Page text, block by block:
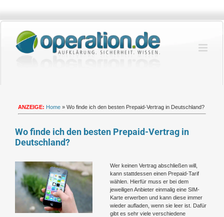
springen
ANZEIGE: Home » Wo finde ich den besten Prepaid-Vertrag in Deutschland?
Wo finde ich den besten Prepaid-Vertrag in
Deutschland?
Zeige
grösseres
Bild
Wer keinen Vertrag abschließen will,
kann stattdessen einen Prepaid-Tarif
wählen. Hierfür muss er bei dem
jeweiligen Anbieter einmalig eine SIM-
Karte erwerben und kann diese immer
wieder aufladen, wenn sie leer ist. Dafür
gibt es sehr viele verschiedene